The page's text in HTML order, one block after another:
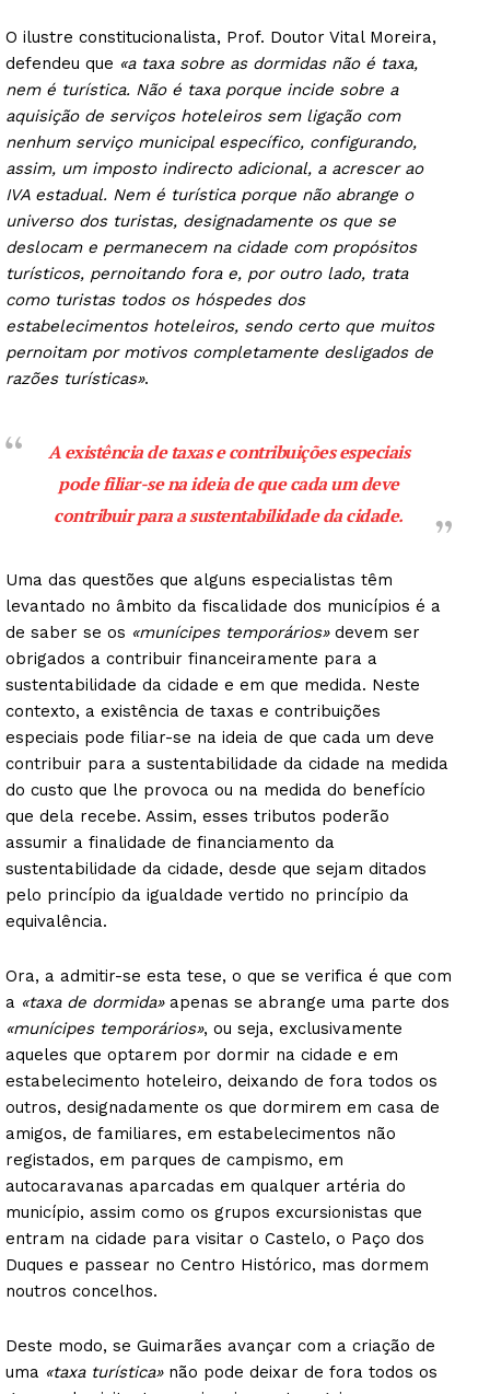
Guimarães, agora!
O ilustre constitucionalista, Prof. Doutor Vital Moreira,
defendeu que «a taxa sobre as dormidas não é taxa,
nem é turística. Não é taxa porque incide sobre a
aquisição de serviços hoteleiros sem ligação com
nenhum serviço municipal específico, configurando,
assim, um imposto indirecto adicional, a acrescer ao
IVA estadual. Nem é turística porque não abrange o
universo dos turistas, designadamente os que se
deslocam e permanecem na cidade com propósitos
turísticos, pernoitando fora e, por outro lado, trata
como turistas todos os hóspedes dos
estabelecimentos hoteleiros, sendo certo que muitos
pernoitam por motivos completamente desligados de
razões turísticas».
A existência de taxas e contribuições especiais
pode filiar-se na ideia de que cada um deve
contribuir para a sustentabilidade da cidade.
Uma das questões que alguns especialistas têm
levantado no âmbito da fiscalidade dos municípios é a
de saber se os «munícipes temporários»devem ser
obrigados a contribuir financeiramente para a
sustentabilidade da cidade e em que medida. Neste
contexto, a existência de taxas e contribuições
especiais pode filiar-se na ideia de que cada um deve
contribuir para a sustentabilidade da cidade na medida
do custo que lhe provoca ou na medida do benefício
que dela recebe. Assim, esses tributos poderão
assumir a finalidade de financiamento da
sustentabilidade da cidade, desde que sejam ditados
pelo princípio da igualdade vertido no princípio da
equivalência.
Ora, a admitir-se esta tese, o que se verifica é que com
a «taxa de dormida»apenas se abrange uma parte dos
«munícipes temporários», ou seja, exclusivamente
aqueles que optarem por dormir na cidade e em
estabelecimento hoteleiro, deixando de fora todos os
outros, designadamente os que dormirem em casa de
amigos, de familiares, em estabelecimentos não
registados, em parques de campismo, em
autocaravanas aparcadas em qualquer artéria do
município, assim como os grupos excursionistas que
entram na cidade para visitar o Castelo, o Paço dos
Duques e passear no Centro Histórico, mas dormem
noutros concelhos.
Deste modo, se Guimarães avançar com a criação de
uma «taxa turística»não pode deixar de fora todos os